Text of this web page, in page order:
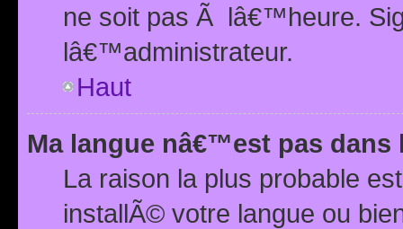
ne soit pas Ã lâ€™heure.
lâ€™administrateur.
Haut
Ma langue nâ€™est pas dans
La raison la plus probable
installÃ© votre langue ou